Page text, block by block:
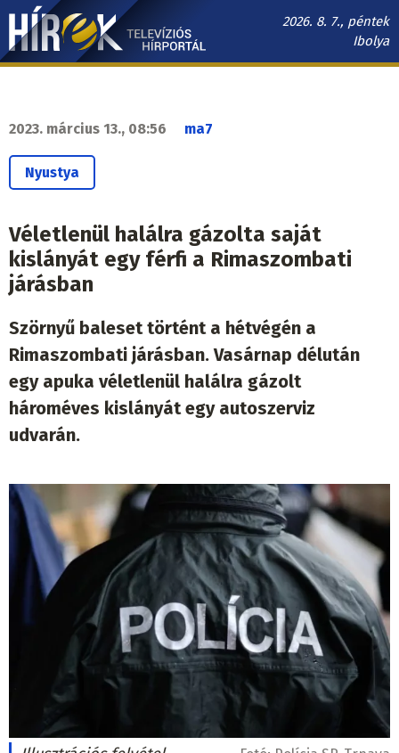
Ugrás
tartalomra
2026. 8. 7., péntek
Ibolya
Hírek.sk
navigáció
2023. március 13., 08:56 ma7
Nyustya
Véletlenül halálra gázolta saját
kislányát egy férfi a Rimaszombati
járásban
Szörnyű baleset történt a hétvégén a
Rimaszombati járásban. Vasárnap délután
egy apuka véletlenül halálra gázolt
hároméves kislányát egy autoszerviz
udvarán.